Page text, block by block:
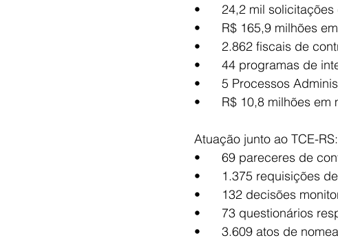
•	24,2 mil
•	R$ 165,9 milhões
•	2.862 fiscais de
•	44 programas de
•	5 Processos
•	R$ 10,8 milhões
Atuação junto ao TCE-RS:
•	69 pareceres de
•	1.375 requisições
•	132 decisões
•	73 questionários
•	3.609 atos de